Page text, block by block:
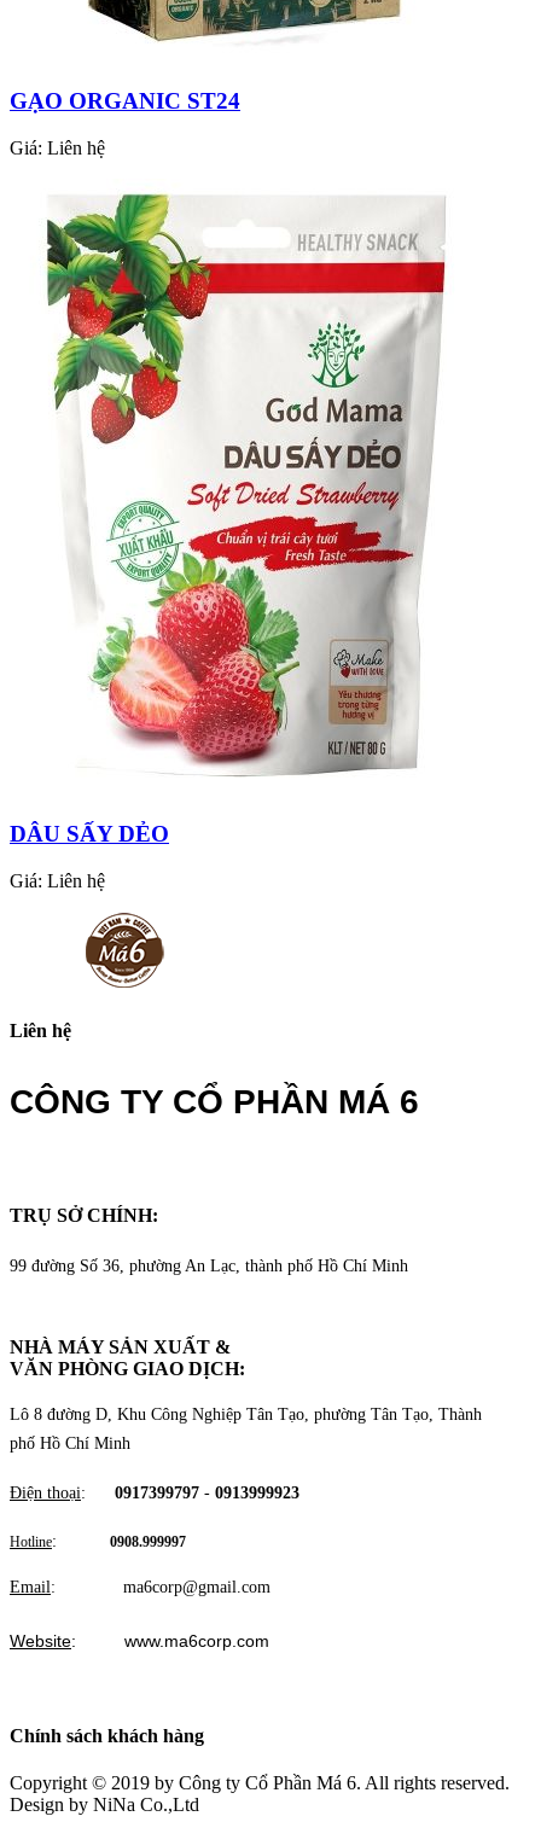
GẠO ORGANIC ST24
Giá: Liên hệ
DÂU SẤY DẺO
Giá: Liên hệ
Liên hệ
CÔNG TY CỔ PHẦN MÁ 6
TRỤ SỞ CHÍNH:
99 đường Số 36, phường An Lạc, thành phố Hồ Chí Minh
NHÀ MÁY SẢN XUẤT &
VĂN PHÒNG GIAO DỊCH:
Lô 8 đường D, Khu Công Nghiệp Tân Tạo, phường Tân Tạo, Thành
phố Hồ Chí Minh
Điện thoại: 0917399797 - 0913999923
Hotline: 0908.999997
Email: ma6corp@gmail.com
Website: www.ma6corp.com
Chính sách khách hàng
Copyright © 2019 by Công ty Cổ Phần Má 6. All rights reserved.
Design by NiNa Co.,Ltd